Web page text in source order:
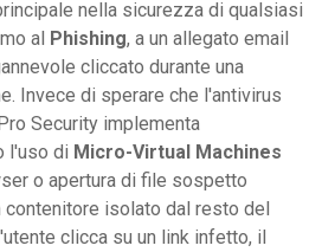
nella sicurezza di qualsiasi
al Phishing, a un allegato email
cliccato durante una
Invece di sperare che l'antivirus
Security implementa
l'uso di Micro-Virtual Machines
o apertura di file sospetto
contenitore isolato dal resto del
clicca su un link infetto, il